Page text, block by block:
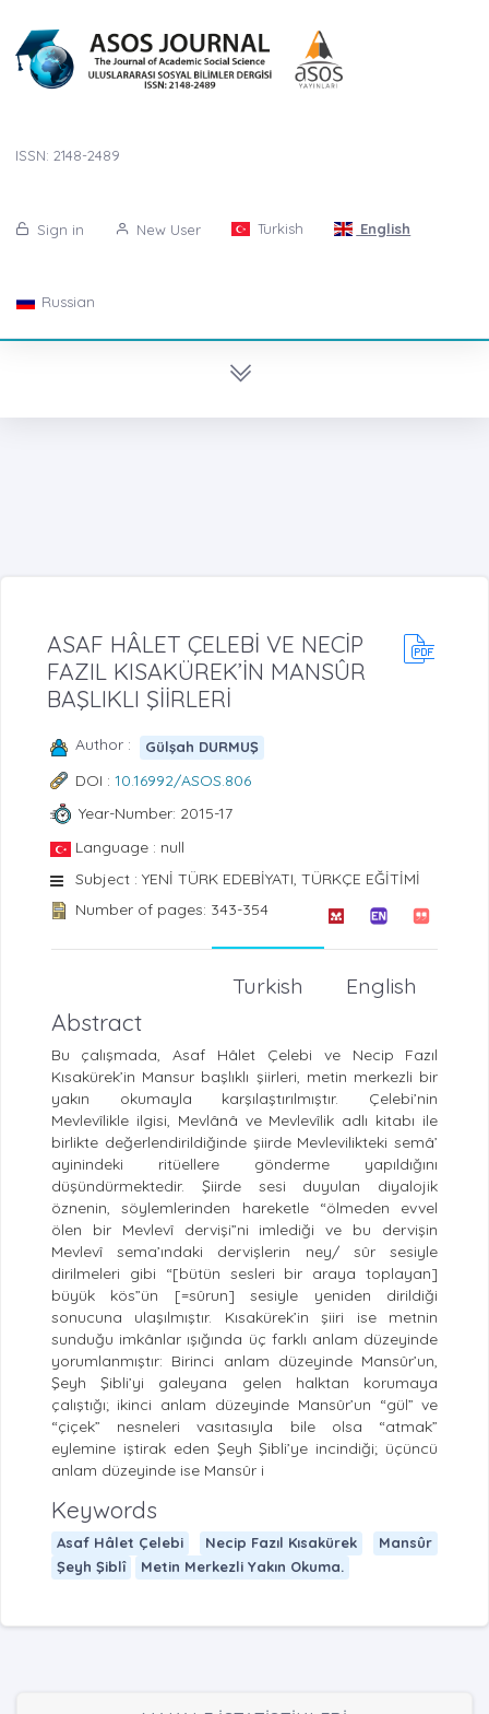
ISSN: 2148-2489
Sign in New User Turkish English
Russian
ASAF HÂLET ÇELEBİ VE NECİP
FAZIL KISAKÜREK’İN MANSÛR
BAŞLIKLI ŞİİRLERİ
Author : Gülşah DURMUŞ
DOI : 10.16992/ASOS.806
Year-Number: 2015-17
Language : null
Subject : YENİ TÜRK EDEBİYATI, TÜRKÇE EĞİTİMİ
Number of pages: 343-354
English
Turkish
Abstract
Bu çalışmada, Asaf Hâlet Çelebi ve Necip Fazıl
Kısakürek’in Mansur başlıklı şiirleri, metin merkezli bir
yakın okumayla karşılaştırılmıştır. Çelebi’nin
Mevlevîlikle ilgisi, Mevlânâ ve Mevlevîlik adlı kitabı ile
birlikte değerlendirildiğinde şiirde Mevlevilikteki semâ’
ayinindeki ritüellere gönderme yapıldığını
düşündürmektedir. Şiirde sesi duyulan diyalojik
öznenin, söylemlerinden hareketle “ölmeden evvel
ölen bir Mevlevî dervişi”ni imlediği ve bu dervişin
Mevlevî sema’ındaki dervişlerin ney/ sûr sesiyle
dirilmeleri gibi “[bütün sesleri bir araya toplayan]
büyük kös”ün [=sûrun] sesiyle yeniden dirildiği
sonucuna ulaşılmıştır. Kısakürek’in şiiri ise metnin
sunduğu imkânlar ışığında üç farklı anlam düzeyinde
yorumlanmıştır: Birinci anlam düzeyinde Mansûr’un,
Şeyh Şibli’yi galeyana gelen halktan korumaya
çalıştığı; ikinci anlam düzeyinde Mansûr’un “gül” ve
“çiçek” nesneleri vasıtasıyla bile olsa “atmak”
eylemine iştirak eden Şeyh Şibli’ye incindiği; üçüncü
anlam düzeyinde ise Mansûr i
Keywords
Asaf Hâlet Çelebi Necip Fazıl Kısakürek
Mansûr
Şeyh Şiblî
Metin Merkezli Yakın Okuma.